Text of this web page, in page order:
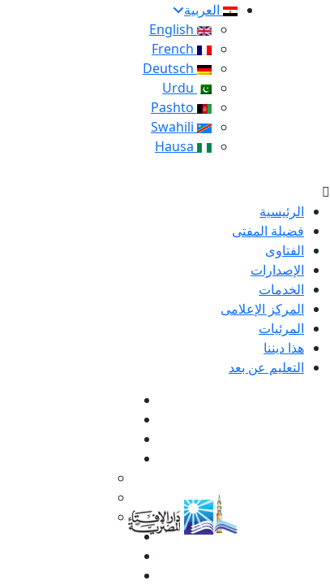
العربية
الرئيسية
فضيلة المفتى
الفتاوى
الإصدارات
الخدمات
المركز الإعلامى
المرئيات
هذا ديننا
التعليم عن بعد